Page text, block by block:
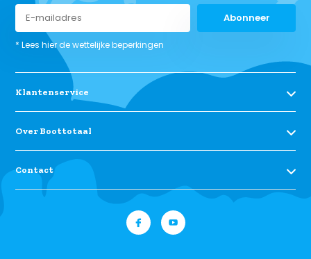
Abonneer
* Lees hier de wettelijke beperkingen
Klantenservice
Over Boottotaal
Contact